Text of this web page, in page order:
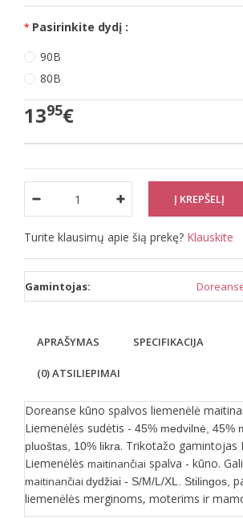
Pasirinkite dydį :
90B
80B
1395€
Turite klausimų apie šią prekę? Klauskite
Gamintojas:
APRAŠYMAS SPECIFIKACIJA
(0) ATSILIEPIMAI
Doreanse kūno spalvos liemenėlė
Liemenėlės sudėtis - 45% medvilnė, 45%
pluoštas, 10% likra. Trikotažo gamintojas
Liemenėlės maitinančiai spalva - kūno.
maitinančiai dydžiai - S/M/L/XL. Stilingos,
liemenėlės merginoms, moterims ir